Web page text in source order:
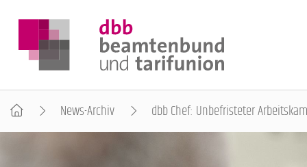
DER DBB
News-Archiv dbb Chef: Unbefristeter